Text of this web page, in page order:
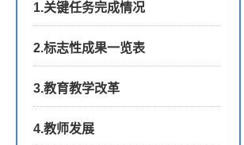
1.关键任务完成情况
2.标志性成果一览表
3.教育教学改革
4.教师发展